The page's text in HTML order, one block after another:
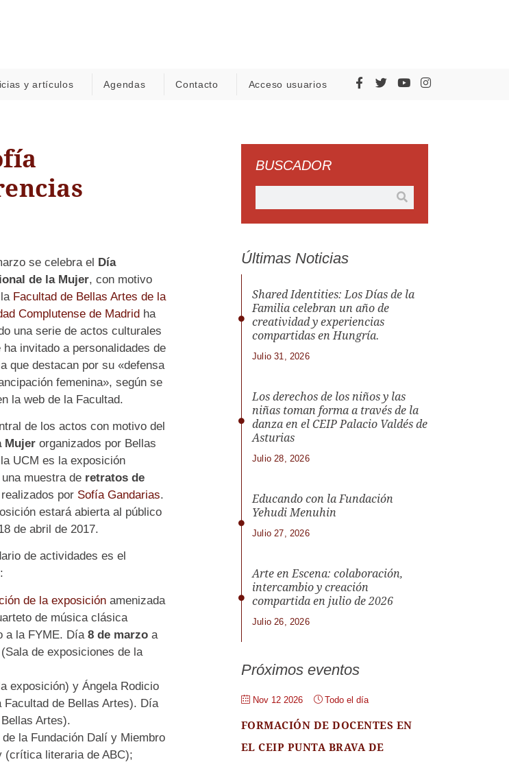
y artículos Agendas Contacto Acceso usuarios
se celebra el Día
de la Mujer, con motivo
Facultad de Bellas Artes de la
Complutense de Madridha
una serie de actos culturales
ha invitado a personalidades de
que destacan por su «defensa
femenina», según se
la web de la Facultad.
de los actos con motivo del
Mujerorganizados por Bellas
UCM es la exposición
una muestra de retratos de
por Sofía Gandarias.
estará abierta al público
de abril de 2017.
de actividades es el
de la exposiciónamenizada
de música clásica
a la FYME. Día 8 de marzoa
de exposiciones de la
exposición) y Ángela Rodicio
de Bellas Artes). Día
Artes).
la Fundación Dalí y Miembro
(crítica literaria de ABC);
BUSCADOR
Últimas Noticias
Shared Identities: Los Días de la
Familia celebran un año de
creatividad y experiencias
compartidas en Hungría.
Julio 31, 2026
Los derechos de los niños y las
niñas toman forma a través de la
danza en el CEIP Palacio Valdés de
Asturias
Julio 28, 2026
Educando con la Fundación
Yehudi Menuhin
Julio 27, 2026
Arte en Escena: colaboración,
intercambio y creación
compartida en julio de 2026
Julio 26, 2026
Próximos eventos
Nov 12 2026 Todo el día
FORMACIÓN DE DOCENTES EN
EL CEIP PUNTA BRAVA DE